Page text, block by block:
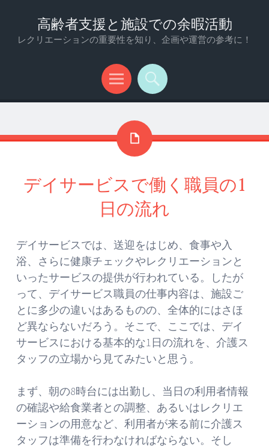
高齢者支援と施設での余暇活動
レクリエーションの重要性を知り、企画や運営の参考に！
メ
ュ
検
デイサービスで働く職員の1
日の流れ
デイサービスでは、送迎をはじめ、食事や入
浴、さらに健康チェックやレクリエーションと
いったサービスの提供が行われている。したが
って、デイサービス職員の仕事内容は、施設ご
とに多少の違いはあるものの、全体的にはさほ
ど異ならないだろう。そこで、ここでは、デイ
サービスにおける基本的な1日の流れを、介護ス
タッフの立場から見てみたいと思う。
まず、朝の8時台には出勤し、当日の利用者情報
の確認や給食業者との調整、あるいはレクリエ
ーションの用意など、利用者が来る前に介護ス
タッフは準備を行わなければならない。そし